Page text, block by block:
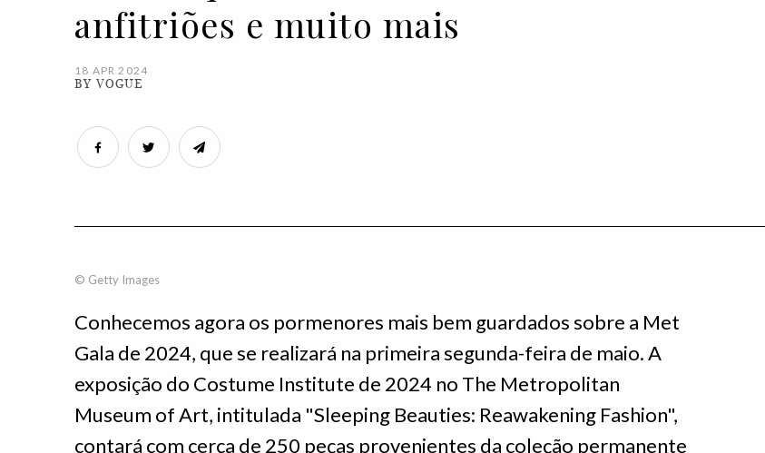
anfitriões e muito mais
18 APR 2024
BY VOGUE
© Getty Images
Conhecemos agora os pormenores mais bem guardados sobre a Met
Gala de 2024, que se realizará na primeira segunda-feira de maio. A
exposição do Costume Institute de 2024 no The Metropolitan
Museum of Art, intitulada "Sleeping Beauties: Reawakening Fashion",
contará com cerca de 250 peças provenientes da coleção permanente